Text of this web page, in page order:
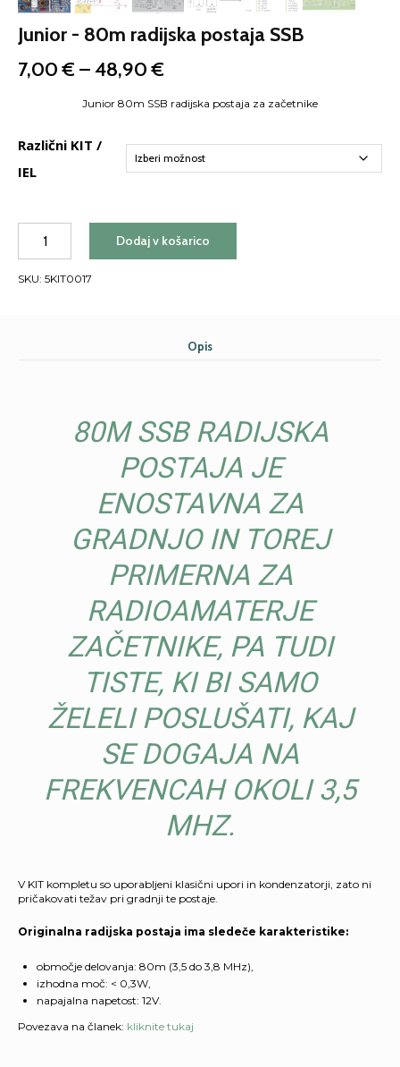
Junior - 80m radijska postaja SSB
7,00€ –48,90€
od
do
48,90 €
Junior 80m SSB radijska postaja za začetnike
Različni KIT /
IEL
radijska
Dodaj v košarico
SKU: 5KIT0017
Opis
80M SSB RADIJSKA
POSTAJA JE
ENOSTAVNA ZA
GRADNJO IN TOREJ
PRIMERNA ZA
RADIOAMATERJE
ZAČETNIKE, PA TUDI
TISTE, KI BI SAMO
ŽELELI POSLUŠATI, KAJ
SE DOGAJA NA
FREKVENCAH OKOLI 3,5
MHZ.
V KIT kompletu so uporabljeni klasični upori in kondenzatorji, zato ni
pričakovati težav pri gradnji te postaje.
Originalna radijska postaja ima sledeče karakteristike:
območje delovanja: 80m (3,5 do 3,8 MHz),
izhodna moč: < 0,3W,
napajalna napetost: 12V.
Povezava na članek: kliknite tukaj